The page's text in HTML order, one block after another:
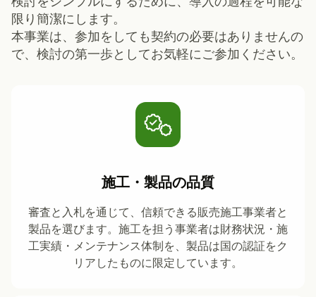
限り簡潔にします。
本事業は、参加をしても契約の必要はありませんの
で、検討の第一歩としてお気軽にご参加ください。
施工・製品の品質
審査と入札を通じて、信頼できる販売施工事業者と
製品を選びます。施工を担う事業者は財務状況・施
工実績・メンテナンス体制を、製品は国の認証をク
リアしたものに限定しています。